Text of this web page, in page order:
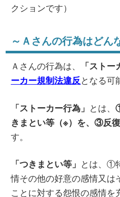
クションです）
～Ａさんの行為はどん
Ａさんの行為は、 「ストー
ーカー規制法違反となる可
「ストーカー行為」 とは、
きまとい等（※）を、③反
す。
「つきまとい等」 とは、①
情その他の好意の感情又は
ことに対する怨恨の感情